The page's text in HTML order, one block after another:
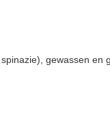
gewassen en